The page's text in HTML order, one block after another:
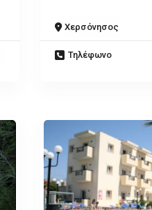
Χερσόνησος
Τηλέφωνο